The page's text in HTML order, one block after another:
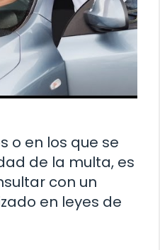
o en los que se
de la multa, es
con un
en leyes de